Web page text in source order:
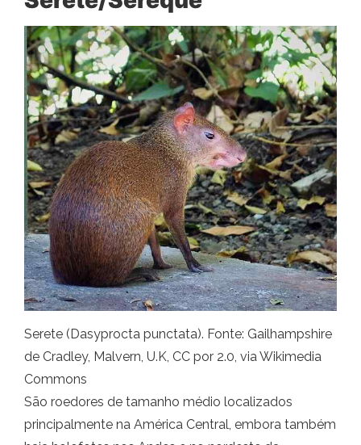
Serete (Dasyprocta punctata). Fonte: Gailhampshire
de Cradley, Malvern, U.K, CC por 2.0, via Wikimedia
Commons
São roedores de tamanho médio localizados
principalmente na América Central, embora também